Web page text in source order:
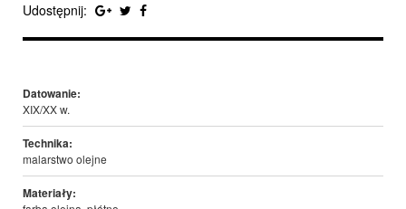
Udostępnij:
Datowanie:
XIX/XX w.
Technika:
malarstwo olejne
Materiały: